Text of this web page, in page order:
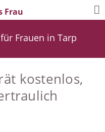
Frauen in Tarp
kostenlos,